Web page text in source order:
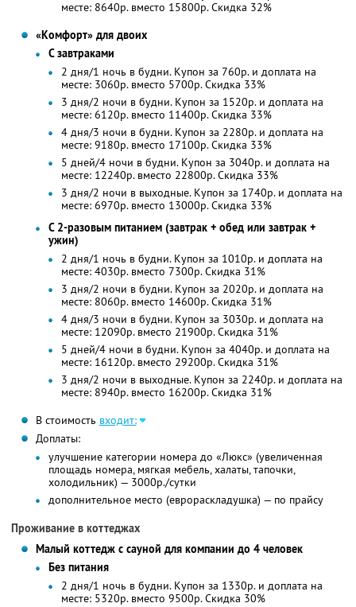
месте: 8640р. вместо 15800р. Скидка 32%
«Комфорт» для двоих
С завтраками
2 дня/1 ночь в будни. Купон за 760р. и доплата на
месте: 3060р. вместо 5700р. Скидка 33%
3 дня/2 ночи в будни. Купон за 1520р. и доплата на
месте: 6120р. вместо 11400р. Скидка 33%
4 дня/3 ночи в будни. Купон за 2280р. и доплата на
месте: 9180р. вместо 17100р. Скидка 33%
5 дней/4 ночи в будни. Купон за 3040р. и доплата на
месте: 12240р. вместо 22800р. Скидка 33%
3 дня/2 ночи в выходные. Купон за 1740р. и доплата на
месте: 6970р. вместо 13000р. Скидка 33%
С 2-разовым питанием (завтрак + обед или завтрак +
ужин)
2 дня/1 ночь в будни. Купон за 1010р. и доплата на
месте: 4030р. вместо 7300р. Скидка 31%
3 дня/2 ночи в будни. Купон за 2020р. и доплата на
месте: 8060р. вместо 14600р. Скидка 31%
4 дня/3 ночи в будни. Купон за 3030р. и доплата на
месте: 12090р. вместо 21900р. Скидка 31%
5 дней/4 ночи в будни. Купон за 4040р. и доплата на
месте: 16120р. вместо 29200р. Скидка 31%
3 дня/2 ночи в выходные. Купон за 2240р. и доплата на
месте: 8940р. вместо 16200р. Скидка 31%
В стоимость входит:
Доплаты:
улучшение категории номера до «Люкс» (увеличенная
площадь номера, мягкая мебель, халаты, тапочки,
холодильник) — 3000р./сутки
дополнительное место (еврораскладушка) — по прайсу
Проживание в коттеджах
Малый коттедж с сауной для компании до 4 человек
Без питания
2 дня/1 ночь в будни. Купон за 1330р. и доплата на
месте: 5320р. вместо 9500р. Скидка 30%